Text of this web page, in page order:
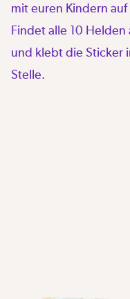
mit euren Kindern
Findet alle 10 Helden
und klebt die Sticker
Stelle.